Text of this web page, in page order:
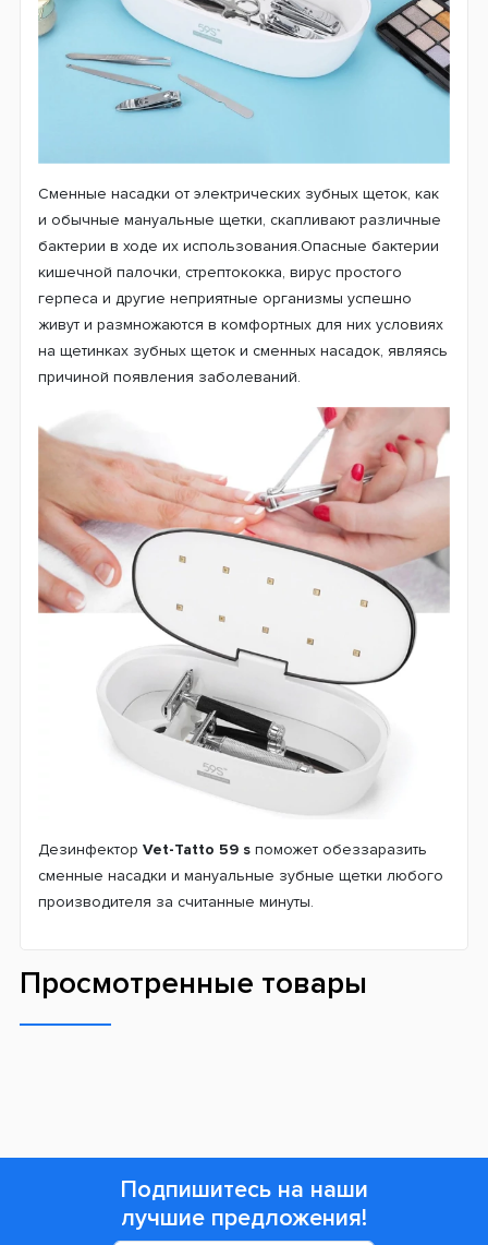
Сменные насадки от электрических зубных щеток, как
и обычные мануальные щетки, скапливают различные
бактерии в ходе их использования.Опасные бактерии
кишечной палочки, стрептококка, вирус простого
герпеса и другие неприятные организмы успешно
живут и размножаются в комфортных для них условиях
на щетинках зубных щеток и сменных насадок, являясь
причиной появления заболеваний.
Дезинфектор Vet-Tatto 59 s поможет обеззаразить
сменные насадки и мануальные зубные щетки любого
производителя за считанные минуты.
Просмотренные товары
Подпишитесь на наши
лучшие предложения!